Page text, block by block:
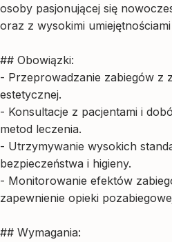
osoby pasjonującej się
oraz z wysokimi
## Obowiązki:
- Przeprowadzanie zabiegów z
estetycznej.
- Konsultacje z pacjentami i
metod leczenia.
- Utrzymywanie wysokich
bezpieczeństwa i higieny.
- Monitorowanie efektów
zapewnienie opieki
## Wymagania: